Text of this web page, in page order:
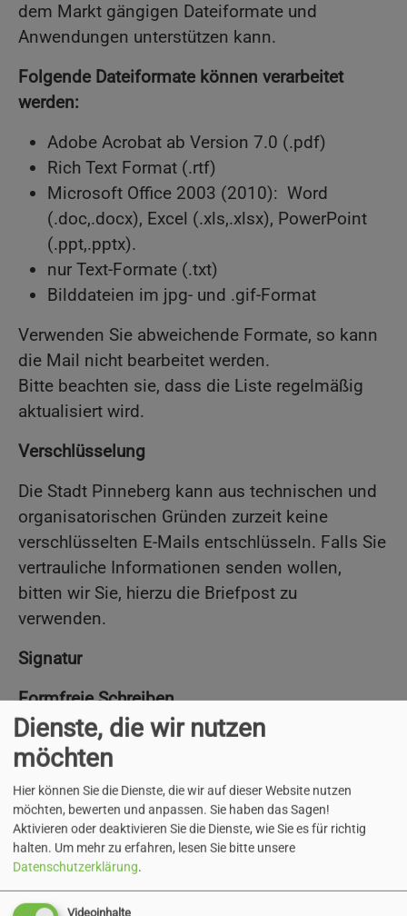
dem Markt gängigen Dateiformate und
Anwendungen unterstützen kann.
Folgende Dateiformate können verarbeitet
werden:
Adobe Acrobat ab Version 7.0 (.pdf)
Rich Text Format (.rtf)
Microsoft Office 2003 (2010): Word
(.doc,.docx), Excel (.xls,.xlsx), PowerPoint
(.ppt,.pptx).
nur Text-Formate (.txt)
Bilddateien im jpg- und .gif-Format
Verwenden Sie abweichende Formate, so kann
die Mail nicht bearbeitet werden.
Bitte beachten sie, dass die Liste regelmäßig
aktualisiert wird.
Verschlüsselung
Die Stadt Pinneberg kann aus technischen und
organisatorischen Gründen zurzeit keine
verschlüsselten E-Mails entschlüsseln. Falls Sie
vertrauliche Informationen senden wollen,
bitten wir Sie, hierzu die Briefpost zu
verwenden.
Signatur
Formfreie Schreiben
Für die Übermittlung von elektronischen
Dokumenten im formfreien Schriftverkehr z.B.
Vorgänge oder Anfragen, die keiner
eigenhändigen Unterschrift bedürfen, ist keine
digitale Signatur nötig.
Diese E-Mails können Sie direkt an
info@pinneberg.de
Dienste, die wir nutzen
möchten
Hier können Sie die Dienste, die wir auf dieser Website nutzen
möchten, bewerten und anpassen. Sie haben das Sagen!
Aktivieren oder deaktivieren Sie die Dienste, wie Sie es für richtig
halten. Um mehr zu erfahren, lesen Sie bitte unsere
Datenschutzerklärung.
Videoinhalte